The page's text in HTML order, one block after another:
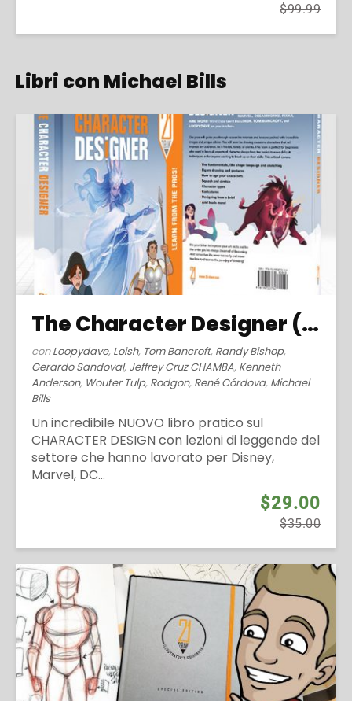
$99.99
Libri con Michael Bills
The Character Designer (2019)
conLoopydave, Loish, Tom Bancroft, Randy Bishop,
Gerardo Sandoval, Jeffrey Cruz CHAMBA, Kenneth
Anderson, Wouter Tulp, Rodgon, René Córdova, Michael
Bills
Un incredibile NUOVO libro pratico sul
CHARACTER DESIGN con lezioni di leggende del
settore che hanno lavorato per Disney,
Marvel, DC...
$29.00
$35.00